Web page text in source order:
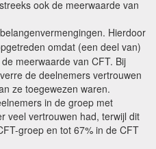
ook de meerwaarde van
Hierdoor
omdat (een deel van)
meerwaarde van CFT. Bij
de deelnemers vertrouwen
ze toegewezen waren.
in de groep met
veel vertrouwen had, terwijl dit
groep en tot 67% in de CFT